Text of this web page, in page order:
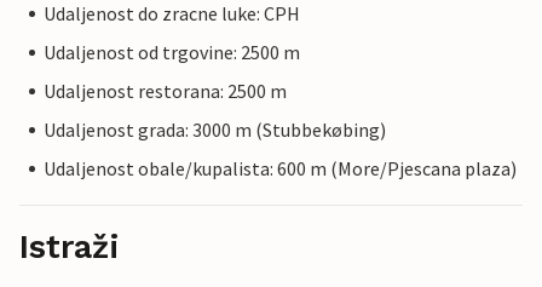
Udaljenost do zracne luke: CPH
Udaljenost od trgovine: 2500 m
Udaljenost restorana: 2500 m
Udaljenost grada: 3000 m (Stubbekøbing)
Udaljenost obale/kupalista: 600 m (More/Pjescana plaza)
Istraži